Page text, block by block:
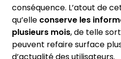
conséquence. L’atout de
qu’elle conserve les
plusieurs mois, de telle
peuvent refaire surface
d’actualité des utilisateurs.